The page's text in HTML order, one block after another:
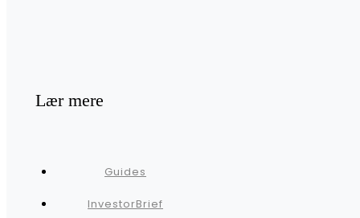
Lær mere
Guides
InvestorBrief